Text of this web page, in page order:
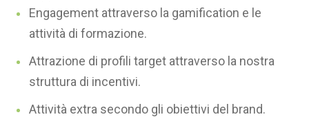
Engagement attraverso la gamification e le
attività di formazione.
Attrazione di profili target attraverso la nostra
struttura di incentivi.
Attività extra secondo gli obiettivi del brand.